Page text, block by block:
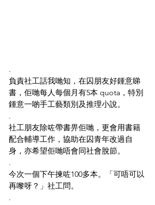
.
負責社工話我哋知，在囚朋友好鍾意睇
書，佢哋每人每個月有5本 quota，特別
鍾意一啲手工藝類別及推理小說。
.
社工朋友除咗帶書畀佢哋，更會用書籍
配合輔導工作，協助在囚青年改過自
身，亦希望佢哋唔會同社會脫節。
.
今次一個下午揀咗100多本。「可唔可以
再嚟呀？」社工問。
.